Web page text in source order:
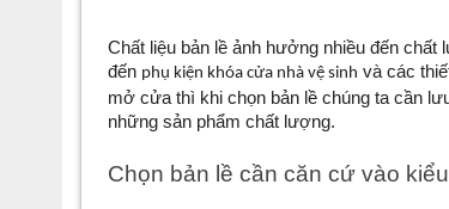
Chất liệu bản lề ảnh hưởng nhiều đến
đến phụ kiện khóa cửa nhà vệ sinh và các
mở cửa thì khi chọn bản lề chúng ta cần
những sản phẩm chất lượng.
Chọn bản lề cần căn cứ vào